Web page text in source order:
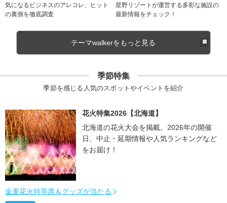
気になるビジネスのアレコレ、ヒット
の裏側を徹底調査
星野リゾートが運営する多彩な施設の
最新情報をチェック！
テーマwalkerをもっと見る
季節特集
季節を感じる人気のスポットやイベントを紹介
花火特集2026【北海道】
北海道の花火大会を掲載。2026年の開催
日、中止・延期情報や人気ランキングなど
をお届け！
金麦花火特等席＆グッズが当たる